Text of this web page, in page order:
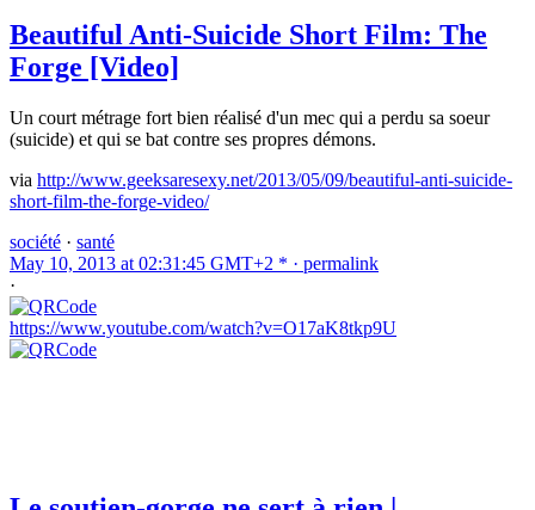
Beautiful Anti-Suicide Short Film: The
Forge [Video]
Un court métrage fort bien réalisé d'un mec qui a perdu sa soeur
(suicide) et qui se bat contre ses propres démons.
via http://www.geeksaresexy.net/2013/05/09/beautiful-anti-suicide-
short-film-the-forge-video/
société · santé
May 10, 2013 at 02:31:45 GMT+2 * · permalink
·
https://www.youtube.com/watch?v=O17aK8tkp9U